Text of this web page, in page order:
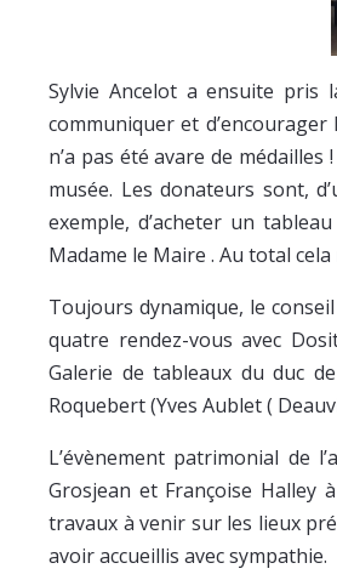
Sylvie Ancelot a ensuite pris
communiquer et d’encourager
n’a pas été avare de
musée. Les donateurs sont,
exemple, d’acheter un
Madame le Maire . Au total
Toujours dynamique, le
quatre rendez-vous avec
Galerie de tableaux du duc
Roquebert (Yves Aublet (
L’évènement patrimonial de
Grosjean et Françoise Halley
travaux à venir sur les lieux
avoir accueillis avec sympathie.